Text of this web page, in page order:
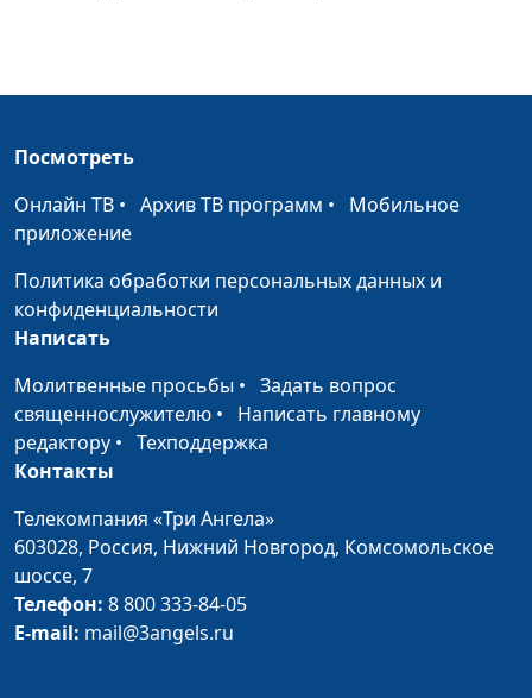
Генетика и
эволюция
Ирина Кириченко, Елена
Титова
Молекулярная
биология и
эволюция
Титова
Мнимые
доказательства
Ирина Кириченко, Елена
Титова
Учение Дарвина
Ирина Кириченко, Елена
Порядок и хаос
Ирина Кириченко, Елена
Титова
Молодая планета
Земля
Ирина Кириченко, Елена
Титова
Посмотреть
Онлайн ТВ • Архив ТВ программ • Мобильное
приложение
Политика обработки персональных данных и
конфиденциальности
Написать
Молитвенные просьбы • Задать вопрос
священнослужителю • Написать главному
редактору • Техподдержка
Контакты
Телекомпания «Три Ангела»
603028, Россия, Нижний Новгород, Комсомольское
шоссе, 7
Телефон: 8 800 333-84-05
E-mail: mail@3angels.ru